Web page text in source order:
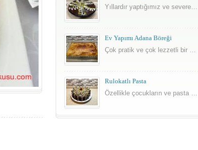
Yıllardır yaptığımız ve severek tükettiğimiz mozaik pasta ile son zamanların lezzetlerinden malaganın süper birleşimi.
Ev Yapımı Adana Böreği
Çok pratik ve çok lezzetli bir börek tarifi.
Rulokatlı Pasta
Özellikle çocukların ve pasta seven herkesin beğeneceği çok lezzetli bir tarif.